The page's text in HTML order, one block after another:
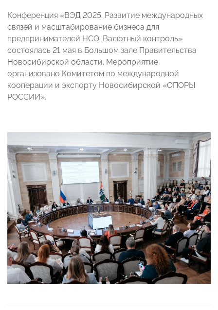
Конференция «ВЭД 2025. Развитие международных
связей и масштабирование бизнеса для
предпринимателей НСО. Валютный контроль»
состоялась 21 мая в Большом зале Правительства
Новосибирской области. Мероприятие
организовано Комитетом по международной
кооперации и экспорту Новосибирской «ОПОРЫ
РОССИИ».